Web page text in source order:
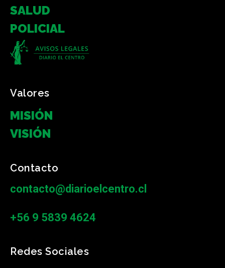
SALUD
POLICIAL
Valores
MISIÓN
VISIÓN
Contacto
contacto@diarioelcentro.cl
+56 9 5839 4624
Redes Sociales